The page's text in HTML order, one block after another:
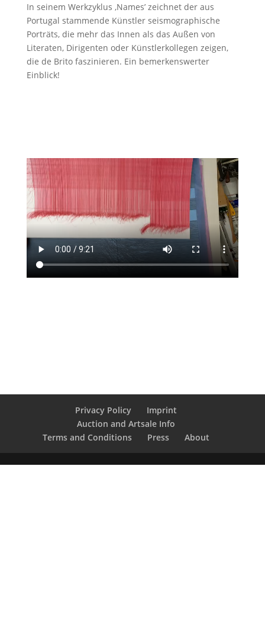
In seinem Werkzyklus ‚Names’ zeichnet der aus
Portugal stammende Künstler seismographische
Porträts, die mehr das Innen als das Außen von
Literaten, Dirigenten oder Künstlerkollegen zeigen,
die de Brito faszinieren. Ein bemerkenswerter
Einblick!
Privacy Policy
Imprint
Auction and Artsale Info
Terms and Conditions
Press About